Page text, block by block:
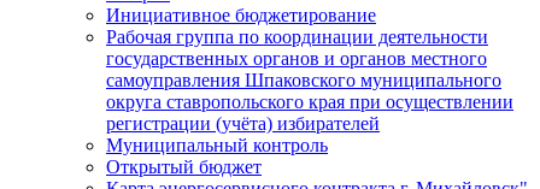
Инициативное бюджетирование
Рабочая группа по координации деятельности
государственных органов и органов местного
самоуправления Шпаковского муниципального
округа ставропольского края при осуществлении
регистрации (учёта) избирателей
Муниципальный контроль
Открытый бюджет